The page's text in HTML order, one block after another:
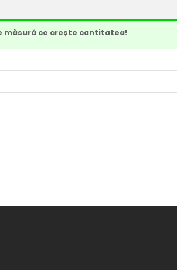
măsură ce crește cantitatea!